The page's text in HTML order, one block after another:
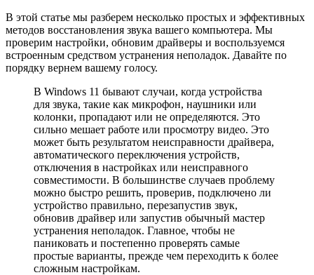
В этой статье мы разберем несколько простых и эффективных
методов восстановления звука вашего компьютера. Мы
проверим настройки, обновим драйверы и воспользуемся
встроенным средством устранения неполадок. Давайте по
порядку вернем вашему голосу.
В Windows 11 бывают случаи, когда устройства
для звука, такие как микрофон, наушники или
колонки, пропадают или не определяются. Это
сильно мешает работе или просмотру видео. Это
может быть результатом неисправности драйвера,
автоматического переключения устройств,
отключения в настройках или неисправного
совместимости. В большинстве случаев проблему
можно быстро решить, проверив, подключено ли
устройство правильно, перезапустив звук,
обновив драйвер или запустив обычный мастер
устранения неполадок. Главное, чтобы не
паниковать и постепенно проверять самые
простые варианты, прежде чем переходить к более
сложным настройкам.